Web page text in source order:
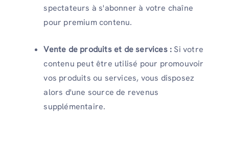
spectateurs à s'abonner à votre chaîne
pour premium contenu.
Vente de produits et de services :Si votre
contenu peut être utilisé pour promouvoir
vos produits ou services, vous disposez
alors d'une source de revenus
supplémentaire.